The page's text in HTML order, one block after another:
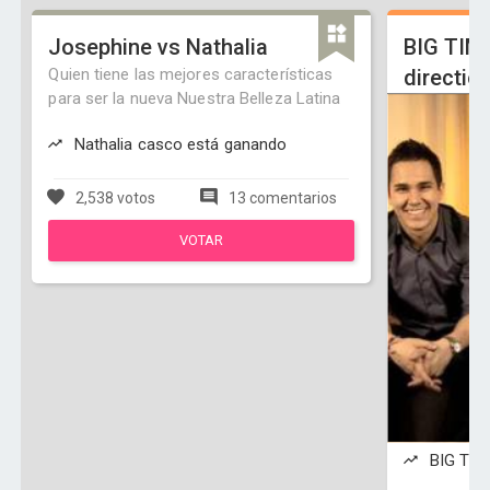
Josephine vs Nathalia
Quien tiene las mejores características
para ser la nueva Nuestra Belleza Latina
Nathalia casco está ganando
2,538 votos 13 comentarios
VOTAR
BIG
BIG